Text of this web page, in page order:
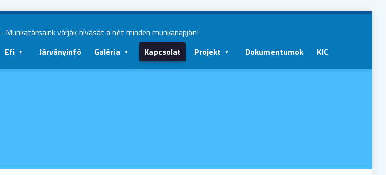
- Munkatársaink várják hívását a hét minden munkanapján!
Efi Járványinfó Galéria Kapcsolat Projekt Dokumentumok KJC